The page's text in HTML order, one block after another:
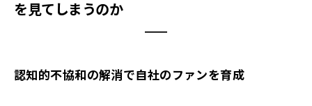
を見てしまうのか
認知的不協和の解消で自社のファンを育成